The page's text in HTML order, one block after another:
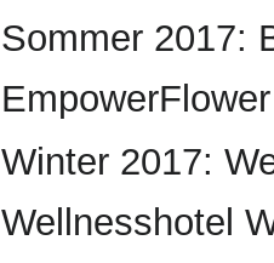
Sommer 2017:
Winter 2017:
Wellnesshotel